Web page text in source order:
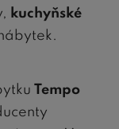
kuchyňské
Tempo